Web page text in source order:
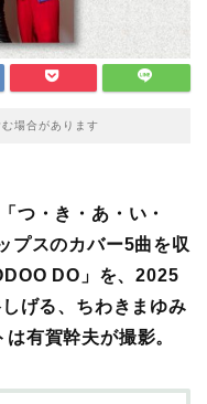
場合があります
つ・き・あ・い・
プスのカバー5曲を収
DO」を、2025
げる、ちわきまゆみ
有賀幹夫が撮影。